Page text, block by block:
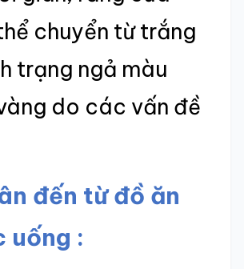
chuyển từ trắng
trạng ngả màu
do các vấn đề
đến từ đồ ăn
uống :